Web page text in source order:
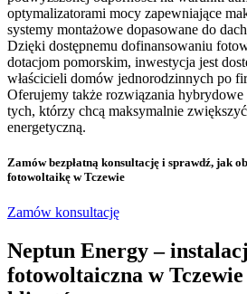
optymalizatorami mocy zapewniające
systemy montażowe dopasowane do
Dzięki dostępnemu dofinansowaniu
dotacjom pomorskim, inwestycja jest
właścicieli domów jednorodzinnych po
Oferujemy także rozwiązania hybrydowe
tych, którzy chcą maksymalnie
energetyczną.
Zamów bezpłatną konsultację i sprawdź, jak
fotowoltaikę w Tczewie
Zamów konsultację
Neptun Energy –
fotowoltaiczna w